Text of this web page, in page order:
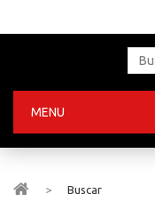
MENU
> Buscar